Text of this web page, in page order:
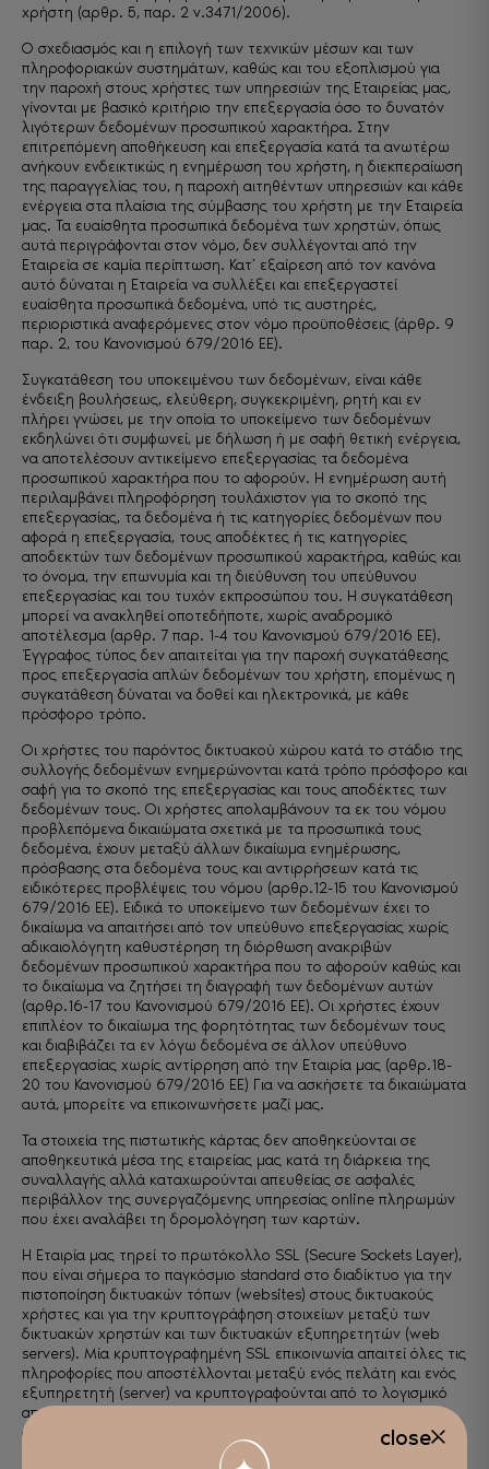
χρήστη (αρθρ. 5, παρ. 2 ν.3471/2006).
Ο σχεδιασμός και η επιλογή των τεχνικών μέσων και των
πληροφοριακών συστημάτων, καθώς και του εξοπλισμού για
την παροχή στους χρήστες των υπηρεσιών της Εταιρείας μας,
γίνονται με βασικό κριτήριο την επεξεργασία όσο το δυνατόν
λιγότερων δεδομένων προσωπικού χαρακτήρα. Στην
επιτρεπόμενη αποθήκευση και επεξεργασία κατά τα ανωτέρω
ανήκουν ενδεικτικώς η ενημέρωση του χρήστη, η διεκπεραίωση
της παραγγελίας του, η παροχή αιτηθέντων υπηρεσιών και κάθε
ενέργεια στα πλαίσια της σύμβασης του χρήστη με την Εταιρεία
μας. Τα ευαίσθητα προσωπικά δεδομένα των χρηστών, όπως
αυτά περιγράφονται στον νόμο, δεν συλλέγονται από την
Εταιρεία σε καμία περίπτωση. Κατ’ εξαίρεση από τον κανόνα
αυτό δύναται η Εταιρεία να συλλέξει και επεξεργαστεί
ευαίσθητα προσωπικά δεδομένα, υπό τις αυστηρές,
περιοριστικά αναφερόμενες στον νόμο προϋποθέσεις (άρθρ. 9
παρ. 2, του Κανονισμού 679/2016 ΕΕ).
Συγκατάθεση του υποκειμένου των δεδομένων, είναι κάθε
ένδειξη βουλήσεως, ελεύθερη, συγκεκριμένη, ρητή και εν
πλήρει γνώσει, με την οποία το υποκείμενο των δεδομένων
εκδηλώνει ότι συμφωνεί, με δήλωση ή με σαφή θετική ενέργεια,
να αποτελέσουν αντικείμενο επεξεργασίας τα δεδομένα
προσωπικού χαρακτήρα που το αφορούν. Η ενημέρωση αυτή
περιλαμβάνει πληροφόρηση τουλάχιστον για το σκοπό της
επεξεργασίας, τα δεδομένα ή τις κατηγορίες δεδομένων που
αφορά η επεξεργασία, τους αποδέκτες ή τις κατηγορίες
αποδεκτών των δεδομένων προσωπικού χαρακτήρα, καθώς και
το όνομα, την επωνυμία και τη διεύθυνση του υπεύθυνου
επεξεργασίας και του τυχόν εκπροσώπου του. Η συγκατάθεση
μπορεί να ανακληθεί οποτεδήποτε, χωρίς αναδρομικό
αποτέλεσμα (αρθρ. 7 παρ. 1-4 του Κανονισμού 679/2016 ΕΕ).
Έγγραφος τύπος δεν απαιτείται για την παροχή συγκατάθεσης
προς επεξεργασία απλών δεδομένων του χρήστη, επομένως η
συγκατάθεση δύναται να δοθεί και ηλεκτρονικά, με κάθε
πρόσφορο τρόπο.
Οι χρήστες του παρόντος δικτυακού χώρου κατά το στάδιο της
συλλογής δεδομένων ενημερώνονται κατά τρόπο πρόσφορο και
σαφή για το σκοπό της επεξεργασίας και τους αποδέκτες των
δεδομένων τους. Οι χρήστες απολαμβάνουν τα εκ του νόμου
προβλεπόμενα δικαιώματα σχετικά με τα προσωπικά τους
δεδομένα, έχουν μεταξύ άλλων δικαίωμα ενημέρωσης,
πρόσβασης στα δεδομένα τους και αντιρρήσεων κατά τις
ειδικότερες προβλέψεις του νόμου (αρθρ.12-15 του Κανονισμού
679/2016 ΕΕ). Ειδικά το υποκείμενο των δεδομένων έχει το
δικαίωμα να απαιτήσει από τον υπεύθυνο επεξεργασίας χωρίς
αδικαιολόγητη καθυστέρηση τη διόρθωση ανακριβών
δεδομένων προσωπικού χαρακτήρα που το αφορούν καθώς και
το δικαίωμα να ζητήσει τη διαγραφή των δεδομένων αυτών
(αρθρ.16-17 του Κανονισμού 679/2016 ΕΕ). Οι χρήστες έχουν
επιπλέον το δικαίωμα της φορητότητας των δεδομένων τους
και διαβιβάζει τα εν λόγω δεδομένα σε άλλον υπεύθυνο
επεξεργασίας χωρίς αντίρρηση από την Εταιρία μας (αρθρ.18-
20 του Κανονισμού 679/2016 ΕΕ) Για να ασκήσετε τα δικαιώματα
αυτά, μπορείτε να επικοινωνήσετε μαζί μας.
Τα στοιχεία της πιστωτικής κάρτας δεν αποθηκεύονται σε
αποθηκευτικά μέσα της εταιρείας μας κατά τη διάρκεια της
συναλλαγής αλλά καταχωρούνται απευθείας σε ασφαλές
περιβάλλον της συνεργαζόμενης υπηρεσίας online πληρωμών
που έχει αναλάβει τη δρομολόγηση των καρτών.
H Εταιρία μας τηρεί το πρωτόκολλο SSL (Secure Sockets Layer),
που είναι σήμερα το παγκόσμιο standard στο διαδίκτυο για την
πιστοποίηση δικτυακών τόπων (websites) στους δικτυακούς
χρήστες και για την κρυπτογράφηση στοιχείων μεταξύ των
δικτυακών χρηστών και των δικτυακών εξυπηρετητών (web
servers). Μία κρυπτογραφημένη SSL επικοινωνία απαιτεί όλες τις
πληροφορίες που αποστέλλονται μεταξύ ενός πελάτη και ενός
εξυπηρετητή (server) να κρυπτογραφούνται από το λογισμικό
αποστολής και να αποκρυπτογραφούνται από το λογισμικό
αποδοχής, προστατεύοντας έτσι προσωπικές πληροφορίες κατά
τη μεταφορά τους. Επιπλέον, όλες οι πληροφορίες που
close